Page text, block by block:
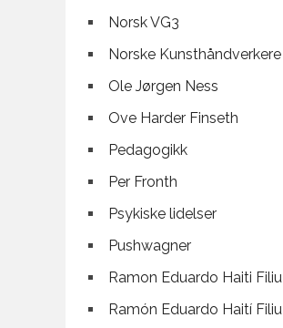
Norsk VG3
Norske Kunsthåndverkere
Ole Jørgen Ness
Ove Harder Finseth
Pedagogikk
Per Fronth
Psykiske lidelser
Pushwagner
Ramon Eduardo Haiti Filiu
Ramón Eduardo Haití Filiu